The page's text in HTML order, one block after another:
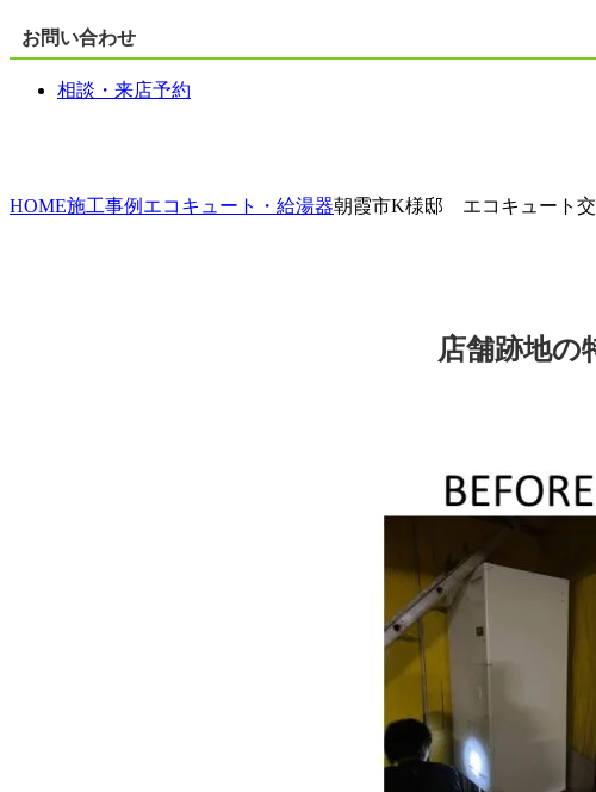
お問い合わせ
相談・来店予約
HOME施工事例 エコキュート・給湯器朝霞市K様邸 エコキュート
店舗跡地の